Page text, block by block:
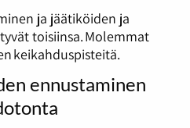
ja jäätiköiden ja
toisiinsa. Molemmat
keikahduspisteitä.
ennustaminen